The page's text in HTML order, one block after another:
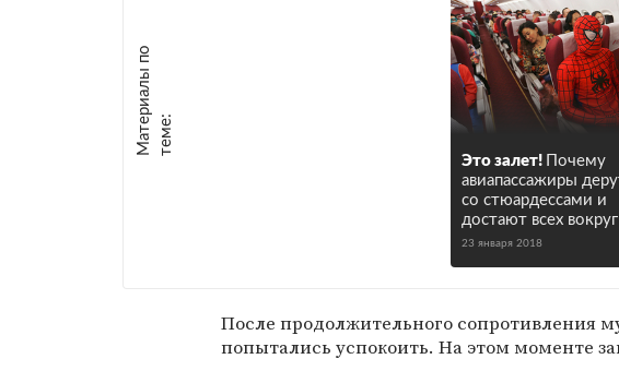
М
а
т е
р
и
а
л
ы
п
о
т
е
м
е :
Это залет!
Почему
авиапассажиры
со стюардессами и
достают всех вокруг
23 января 2018
После продолжительного сопротивления
попытались успокоить. На этом моменте